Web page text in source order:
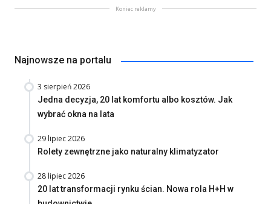
Koniec reklamy
Najnowsze na portalu
3 sierpień 2026
Jedna decyzja, 20 lat komfortu albo kosztów. Jak
wybrać okna na lata
29 lipiec 2026
Rolety zewnętrzne jako naturalny klimatyzator
28 lipiec 2026
20 lat transformacji rynku ścian. Nowa rola H+H w